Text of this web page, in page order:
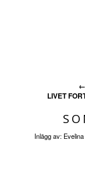
←
LIVET
Inlägg av: Evelina